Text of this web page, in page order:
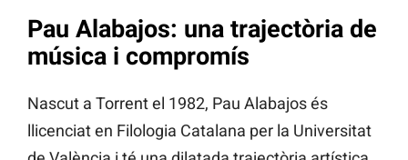
Pau Alabajos: una trajectòria de
música i compromís
Nascut a Torrent el 1982, Pau Alabajos és
llicenciat en Filologia Catalana per la Universitat